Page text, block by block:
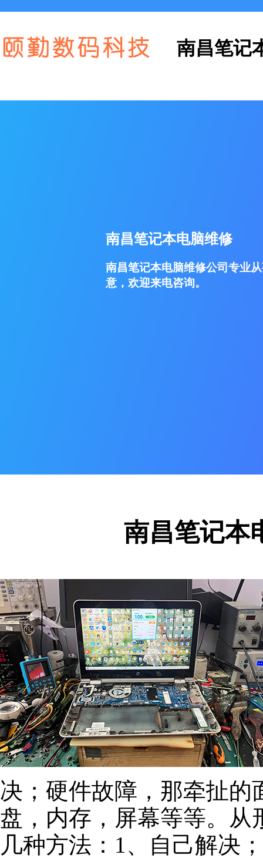
南昌笔记
南昌笔记本电脑维修
南昌笔记本电脑维修公司专业
意，欢迎来电咨询。
南昌笔记本
决；硬件故障，那牵扯的
盘，内存，屏幕等等。从
几种方法：1、自己解决